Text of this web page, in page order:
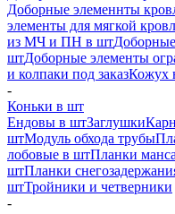
Доборные элеменнты
элементы для мягкой
из МЧ и ПН в шт
штДоборные элементы
и колпаки под заказКожух
-
Коньки в шт
Ендовы в штЗаглушки
штМодуль обхода трубы
лобовые в штПланки
штПланки
штТройники и четверники
-